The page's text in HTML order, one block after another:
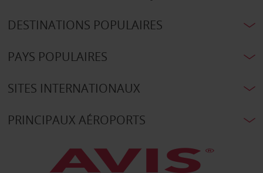
DESTINATIONS POPULAIRES
PAYS POPULAIRES
SITES INTERNATIONAUX
PRINCIPAUX AÉROPORTS